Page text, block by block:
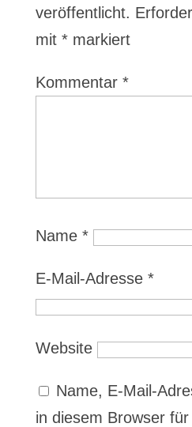
veröffentlicht.
mit *markiert
Kommentar *
Name *
E-Mail-Adresse *
Website
Name, E-Mail-
in diesem Browser